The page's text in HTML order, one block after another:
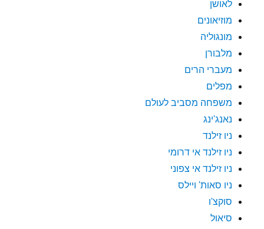
לאושן
מוזיאונים
מונגוליה
מלבורן
מעברי הרים
מפלים
משפחה מסביב לעולם
נאנג'ינג
ניו זילנד
ניו זילנד אי דרומי
ניו זילנד אי צפוני
ניו סאות' ויילס
סוקצ'ו
סיאול